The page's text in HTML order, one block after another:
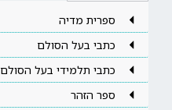
ספרית מדיה
כתבי בעל הסולם
כתבי תלמידי בעל הסולם
ספר הזהר